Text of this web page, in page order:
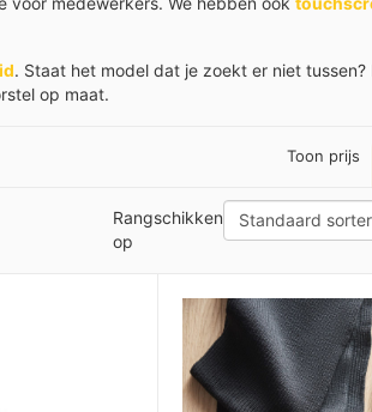
. Staat het model dat je zoekt er niet
op maat.
Toon prijs
Rangschikken
op